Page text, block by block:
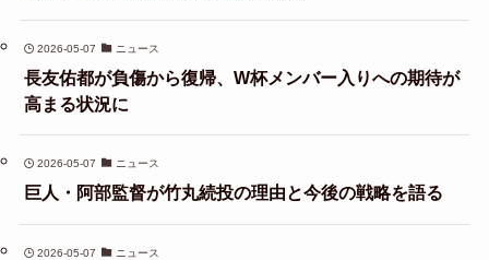
2026-05-07 ニュース
長友佑都が負傷から復帰、W杯メンバー入りへの期待が
高まる状況に
2026-05-07 ニュース
巨人・阿部監督が竹丸続投の理由と今後の戦略を語る
2026-05-07 ニュース